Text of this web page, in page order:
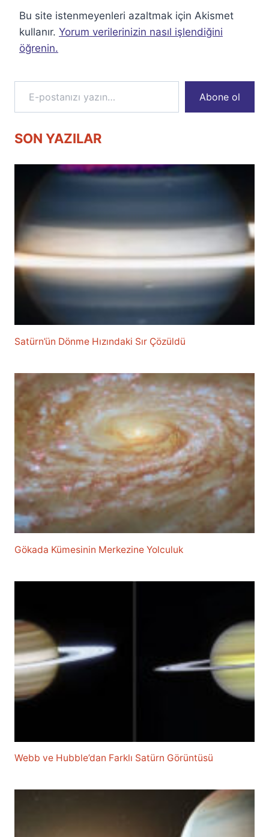
Bu site istenmeyenleri azaltmak için Akismet
kullanır. Yorum verilerinizin nasıl işlendiğini
öğrenin.
E-postanızı yazın…
Abone ol
SON YAZILAR
Satürn’ün Dönme Hızındaki Sır Çözüldü
Gökada Kümesinin Merkezine Yolculuk
Webb ve Hubble’dan Farklı Satürn Görüntüsü